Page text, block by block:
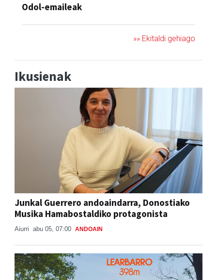
Odol-emaileak
»» Ekitaldi gehiago
Ikusienak
Junkal Guerrero andoaindarra, Donostiako
Musika Hamabostaldiko protagonista
Aiurri abu 05, 07:00 ANDOAIN